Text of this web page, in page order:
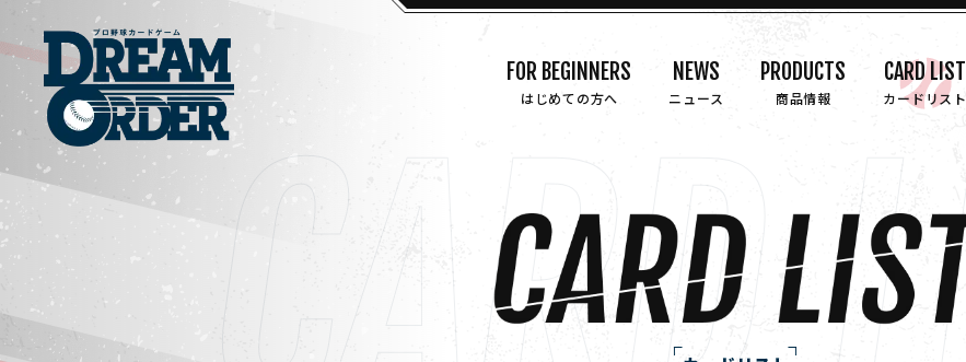
FOR BEGINNERS
はじめての方へ
NEWS
ニュース
PRODUCTS
商品情報
CARD LIST
カードリスト